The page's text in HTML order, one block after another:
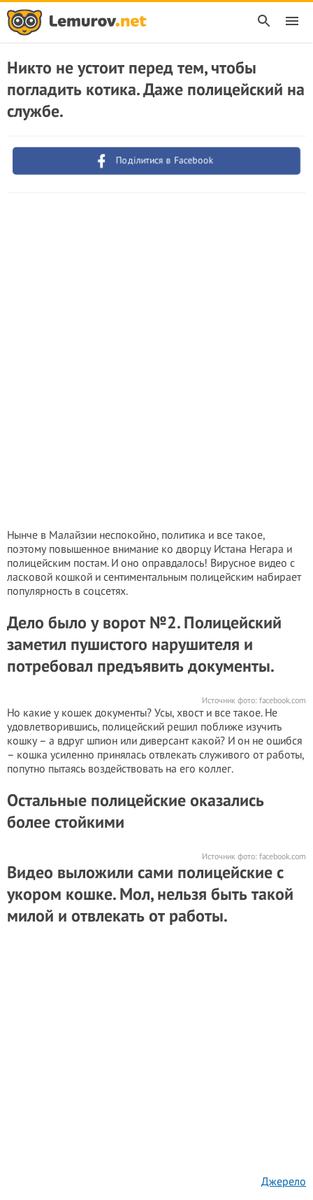
Никто не устоит перед тем, чтобы
погладить котика. Даже полицейский на
службе.
Поділитися в Facebook
Нынче в Малайзии неспокойно, политика и все такое,
поэтому повышенное внимание ко дворцу Истана Негара и
полицейским постам. И оно оправдалось! Вирусное видео с
ласковой кошкой и сентиментальным полицейским набирает
популярность в соцсетях.
Дело было у ворот №2. Полицейский
заметил пушистого нарушителя и
потребовал предъявить документы.
Источник фото: facebook.com
Но какие у кошек документы? Усы, хвост и все такое. Не
удовлетворившись, полицейский решил поближе изучить
кошку – а вдруг шпион или диверсант какой? И он не ошибся
– кошка усиленно принялась отвлекать служивого от работы,
попутно пытаясь воздействовать на его коллег.
Остальные полицейские оказались
более стойкими
Источник фото: facebook.com
Видео выложили сами полицейские с
укором кошке. Мол, нельзя быть такой
милой и отвлекать от работы.
Джерело